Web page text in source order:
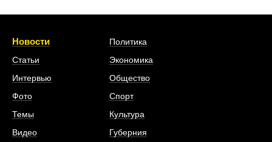
Новости
Статьи
Интервью
Фото
Темы
Видео
Политика
Экономика
Общество
Спорт
Культура
Губерния